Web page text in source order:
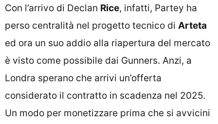
Con l’arrivo di Declan Rice, infatti, Partey ha
perso centralità nel progetto tecnico di Arteta
ed ora un suo addio alla riapertura del mercato
è visto come possibile dai Gunners. Anzi, a
Londra sperano che arrivi un’offerta
considerato il contratto in scadenza nel 2025.
Un modo per monetizzare prima che si avvicini